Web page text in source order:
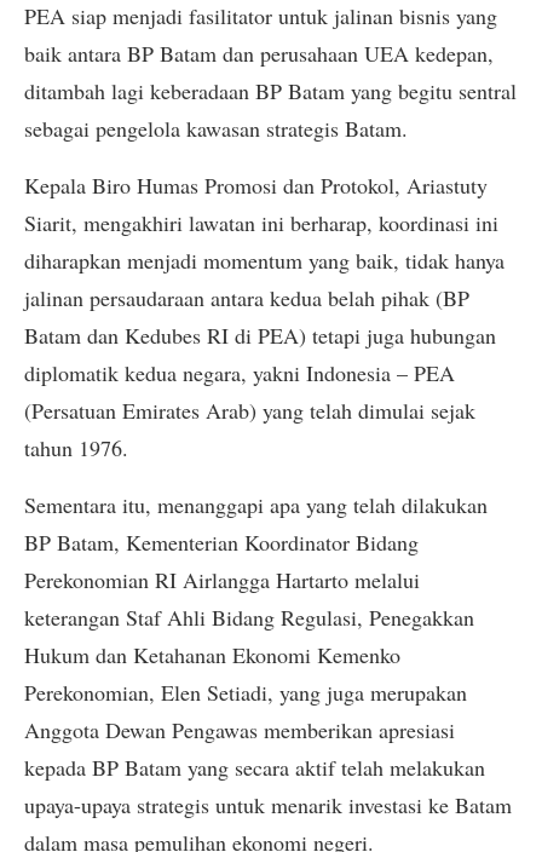
PEA siap menjadi fasilitator untuk jalinan bisnis yang
baik antara BP Batam dan perusahaan UEA kedepan,
ditambah lagi keberadaan BP Batam yang begitu sentral
sebagai pengelola kawasan strategis Batam.
Kepala Biro Humas Promosi dan Protokol, Ariastuty
Siarit, mengakhiri lawatan ini berharap, koordinasi ini
diharapkan menjadi momentum yang baik, tidak hanya
jalinan persaudaraan antara kedua belah pihak (BP
Batam dan Kedubes RI di PEA) tetapi juga hubungan
diplomatik kedua negara, yakni Indonesia – PEA
(Persatuan Emirates Arab) yang telah dimulai sejak
tahun 1976.
Sementara itu, menanggapi apa yang telah dilakukan
BP Batam, Kementerian Koordinator Bidang
Perekonomian RI Airlangga Hartarto melalui
keterangan Staf Ahli Bidang Regulasi, Penegakkan
Hukum dan Ketahanan Ekonomi Kemenko
Perekonomian, Elen Setiadi, yang juga merupakan
Anggota Dewan Pengawas memberikan apresiasi
kepada BP Batam yang secara aktif telah melakukan
upaya-upaya strategis untuk menarik investasi ke Batam
dalam masa pemulihan ekonomi negeri.